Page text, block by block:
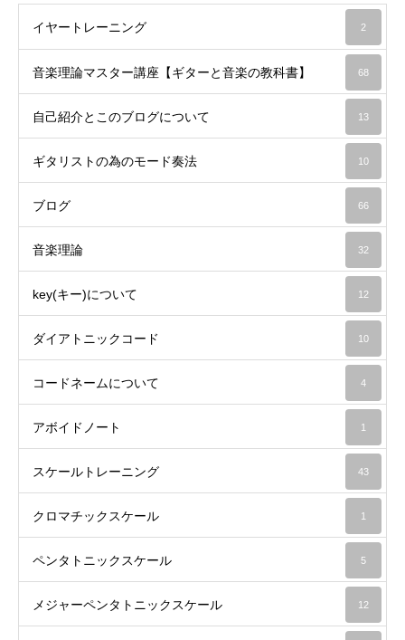
イヤートレーニング 2
音楽理論マスター講座【ギターと音楽の教科書】 68
自己紹介とこのブログについて 13
ギタリストの為のモード奏法 10
ブログ 66
音楽理論 32
key(キー)について 12
ダイアトニックコード 10
コードネームについて 4
アボイドノート 1
スケールトレーニング 43
クロマチックスケール 1
ペンタトニックスケール 5
メジャーペンタトニックスケール 12